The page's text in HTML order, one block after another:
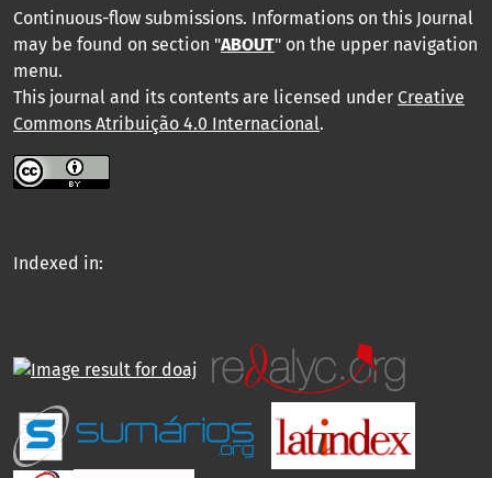
Continuous-flow submissions. Informations on this Journal
may be found on section "ABOUT" on the upper navigation
menu.
This journal and its contents are licensed under Creative
Commons Atribuição 4.0 Internacional.
Indexed in: